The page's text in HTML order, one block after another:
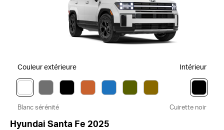
Couleur extérieure
Blanc sérénité
Intérieur
Cuirette noir
Hyundai Santa Fe 2025